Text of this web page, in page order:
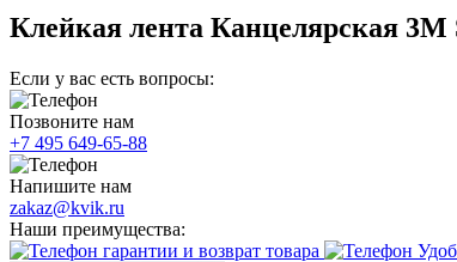
Клейкая лента Канцелярская 3M
Если у вас есть вопросы:
Позвоните нам
+7 495 649-65-88
Напишите нам
zakaz@kvik.ru
Наши преимущества:
гарантии и возврат товара